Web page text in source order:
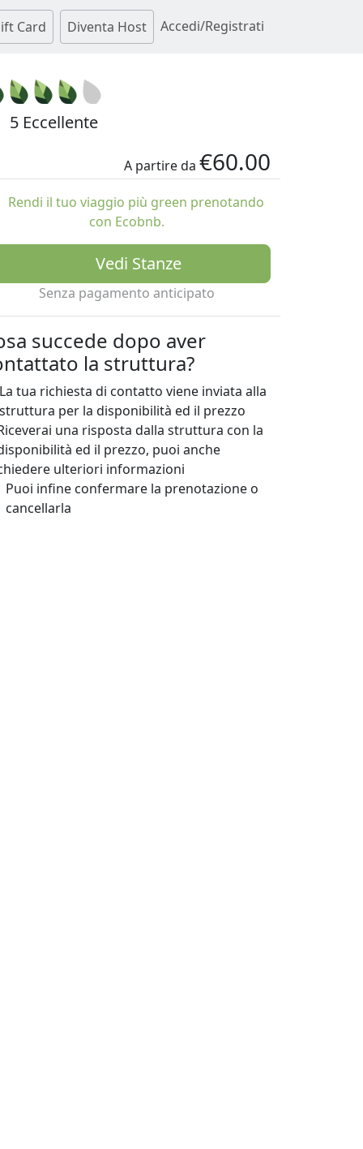
Card Diventa Host Accedi/Registrati
5 Eccellente
A partire da €60.00
Rendi il tuo viaggio più green prenotando
con Ecobnb.
Vedi Stanze
Senza pagamento anticipato
succede dopo aver
la struttura?
La tua richiesta di contatto viene inviata alla
struttura per la disponibilità ed il prezzo
una risposta dalla struttura con la
ed il prezzo, puoi anche
ulteriori informazioni
Puoi infine confermare la prenotazione o
cancellarla